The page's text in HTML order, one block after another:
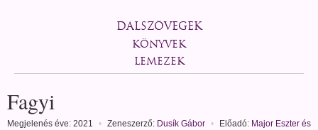
DALSZÖVEGEK
KÖNYVEK
LEMEZEK
Fagyi
Megjelenés éve: 2021 • Zeneszerző: Dusík Gábor • Előadó: Major Eszter és